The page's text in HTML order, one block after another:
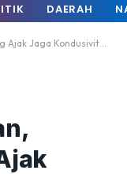
DAERAH
Jaga Kondusivitas